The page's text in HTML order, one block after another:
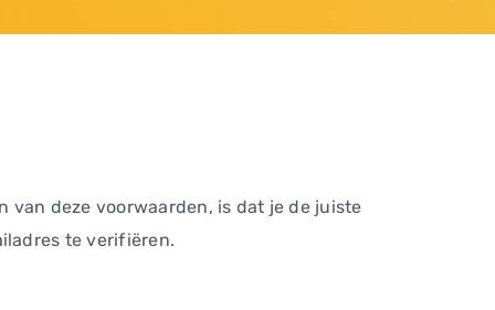
van deze voorwaarden, is dat je de juiste
te verifiëren.